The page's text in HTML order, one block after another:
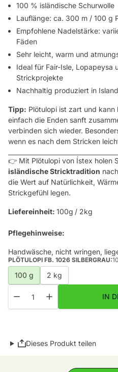
100 % isländische Schurwolle
Lauflänge: ca. 300 m / 100 g
Empfohlene Nadelstärke:
Fäden
Sehr leicht, warm und
Ideal für Fair-Isle, Lopapeysa
Strickprojekte
Nachhaltig produziert in Island
Tipp: Plötulopi ist zart und kann
einfach die Enden sanft
verbinden sich wieder.
wenn es nach dem Stricken
👉 Mit Plötulopi von Ístex holen
isländische Stricktradition
die Wert auf Natürlichkeit,
Strickgefühl legen.
Liefereinheit: 100g / 2kg
Pflegehinweise:
Handwäsche, nicht wringen,
PLÖTULOPI FB. 1026 SILBERGRAU:
Plötulopi Fb. 1026 silbergrau
100 g
2 kg
Menge für Plötulopi Fb. 1026
Menge für Plötulopi
IN
Dieses Produkt teilen